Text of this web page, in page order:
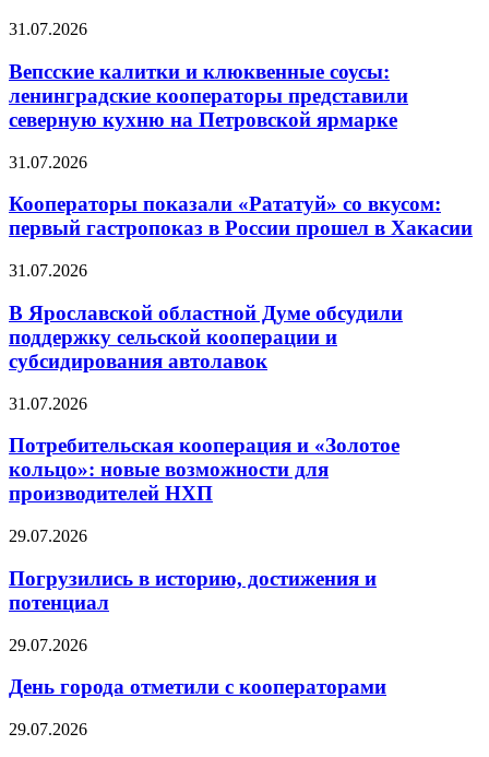
31.07.2026
Вепсские калитки и клюквенные соусы:
ленинградские кооператоры представили
северную кухню на Петровской ярмарке
31.07.2026
Кооператоры показали «Рататуй» со вкусом:
первый гастропоказ в России прошел в Хакасии
31.07.2026
В Ярославской областной Думе обсудили
поддержку сельской кооперации и
субсидирования автолавок
31.07.2026
Потребительская кооперация и «Золотое
кольцо»: новые возможности для
производителей НХП
29.07.2026
Погрузились в историю, достижения и
потенциал
29.07.2026
День города отметили с кооператорами
29.07.2026